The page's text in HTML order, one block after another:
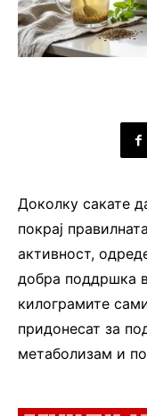
Доколку сакате
покрај
активност,
добра поддршка
килограмите
придонесат за
метаболизам и